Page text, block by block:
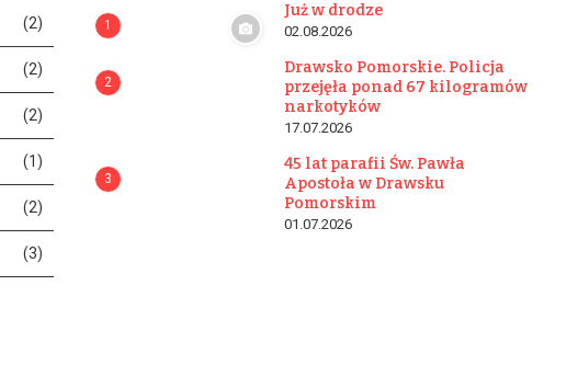
(2)
(2)
(2)
(1)
(2)
(3)
1
Już w drodze
02.08.2026
2
Drawsko Pomorskie. Policja
przejęła ponad 67 kilogramów
narkotyków
17.07.2026
3
45 lat parafii Św. Pawła
Apostoła w Drawsku
Pomorskim
01.07.2026